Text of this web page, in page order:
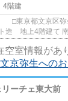
4階建
都文京区弥生一丁目
東大前駅から徒歩4分、千代
空室情報があ
京弥生への
リーチェ東大前